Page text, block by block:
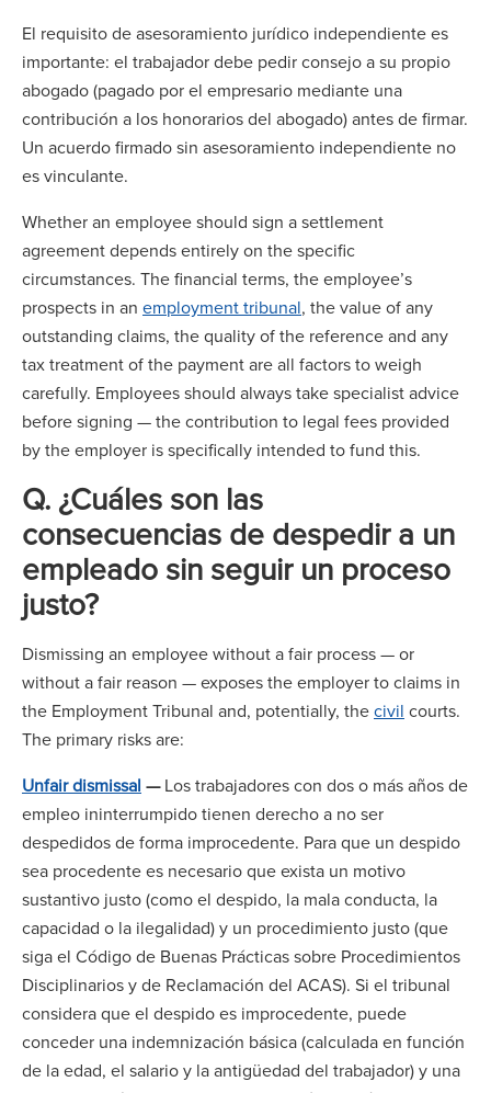
El requisito de asesoramiento jurídico independiente es
importante: el trabajador debe pedir consejo a su propio
abogado (pagado por el empresario mediante una
contribución a los honorarios del abogado) antes de firmar.
Un acuerdo firmado sin asesoramiento independiente no
es vinculante.
Whether an employee should sign a settlement
agreement depends entirely on the specific
circumstances. The financial terms, the employee’s
prospects in an employment tribunal, the value of any
outstanding claims, the quality of the reference and any
tax treatment of the payment are all factors to weigh
carefully. Employees should always take specialist advice
before signing — the contribution to legal fees provided
by the employer is specifically intended to fund this.
Q. ¿Cuáles son las
consecuencias de despedir a un
empleado sin seguir un proceso
justo?
Dismissing an employee without a fair process — or
without a fair reason — exposes the employer to claims in
the Employment Tribunal and, potentially, thecivil courts.
The primary risks are:
Unfair dismissal —Los trabajadores con dos o más años de
empleo ininterrumpido tienen derecho a no ser
despedidos de forma improcedente. Para que un despido
sea procedente es necesario que exista un motivo
sustantivo justo (como el despido, la mala conducta, la
capacidad o la ilegalidad) y un procedimiento justo (que
siga el Código de Buenas Prácticas sobre Procedimientos
Disciplinarios y de Reclamación del ACAS). Si el tribunal
considera que el despido es improcedente, puede
conceder una indemnización básica (calculada en función
de la edad, el salario y la antigüedad del trabajador) y una